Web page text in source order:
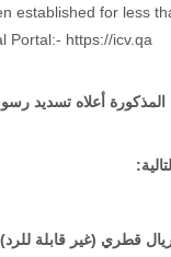
established for less
Portal:- https://icv.qa
ة أعلاه تسديد